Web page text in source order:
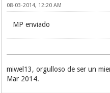
08-03-2014, 12:20 AM
MP enviado
miwel13, orgulloso de ser un
Mar 2014.